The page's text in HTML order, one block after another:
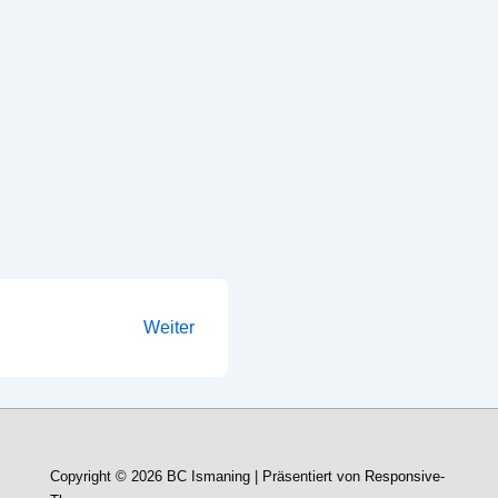
Weiter
Copyright © 2026 BC Ismaning | Präsentiert von Responsive-